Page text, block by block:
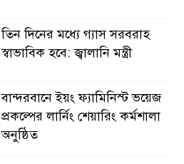
তিন দিনের মধ্যে গ্যাস সরবরাহ
স্বাভাবিক হবে: জ্বালানি মন্ত্রী
বান্দরবানে ইয়ং ফ্যামিনিস্ট ভয়েজ
প্রকল্পের লার্নিং শেয়ারিং কর্মশালা
অনুষ্ঠিত